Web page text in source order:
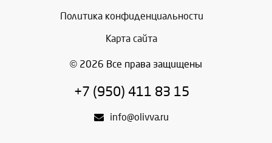
Политика конфиденциальности
Карта сайта
© 2026 Все права защищены
+7 (950) 411 83 15
info@olivva.ru